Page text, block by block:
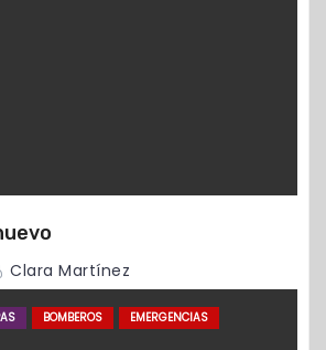
Clara Martínez
BOMBEROS EMERGENCIAS